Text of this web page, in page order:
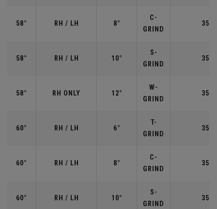
58° RH / LH 8°
C-
GRIND
58° RH / LH 10°
S-
GRIND
58° RH ONLY 12°
W-
GRIND
60° RH / LH 6°
T-
GRIND
60° RH / LH 8°
C-
GRIND
60° RH / LH 10°
S-
GRIND